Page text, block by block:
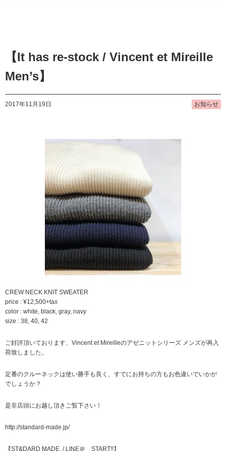
【It has re-stock / Vincent et Mireille
Men’s】
2017年11月19日 お知らせ
CREW NECK KNIT SWEATER
price : ¥12,500+tax
color : white, black, gray, navy
size : 38, 40, 42
ご好評頂いております、Vincent et Mireilleのアゼニットシリーズ メンズが再入
荷致しました。
定番のクルーネックは使い勝手も良く、すでにお持ちの方もお色違いでいかが
でしょうか？
是非店頭にお越し頂きご覧下さい！
http://standard-made.jp/
【ST&DARD MADE. / LINE＠ START!!】